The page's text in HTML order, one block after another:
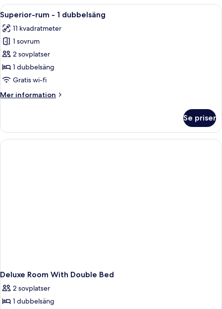
1
dubbelsäng
Öppna
alla
foton
för
Superior-
rum
-
dubbelsäng
Ett sovrum med en säng, ett
5
Superior-rum - 1 dubbelsäng
11 kvadratmeter
1 sovrum
2 sovplatser
1 dubbelsäng
Gratis wi-fi
Mer information
Mer
rum
1
Se priser
Deluxe Room With Double Bed
2 sovplatser
1 dubbelsäng